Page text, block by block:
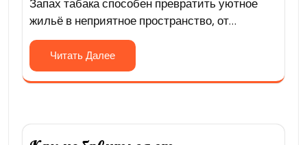
Запах табака способен превратить уютное
жильё в неприятное пространство, от…
Читать Далее